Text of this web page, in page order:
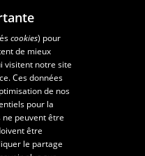
G1V 0A6
cookies) pour
de mieux
visitent notre site
Ces données
de nos
pour la
peuvent être
être
le partage